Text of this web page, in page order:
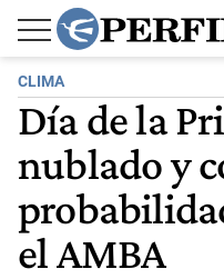
CLIMA
Día de la
nublado y
el AMBA